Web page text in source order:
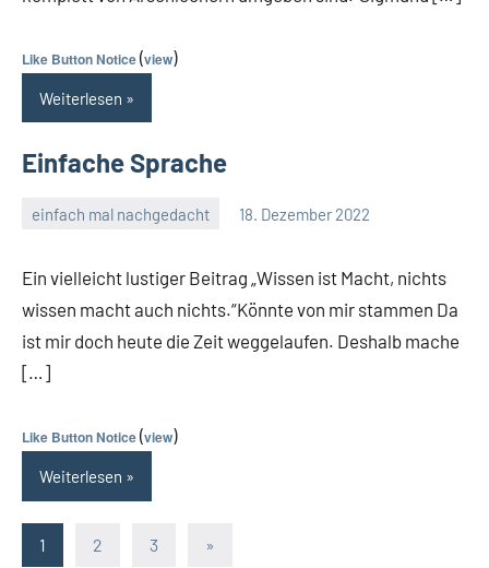
Like Button Notice(view)
Weiterlesen
Einfache Sprache
einfach mal nachgedacht 18. Dezember 2022
Ein vielleicht lustiger Beitrag „Wissen ist Macht, nichts
wissen macht auch nichts.“Könnte von mir stammen Da
ist mir doch heute die Zeit weggelaufen. Deshalb mache
[…]
Like Button Notice(view)
Weiterlesen
Seitennummerierung
1 2 3
Nächste
»